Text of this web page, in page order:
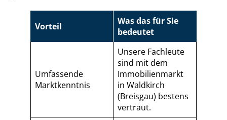
Vorteil
Was das für Sie
bedeutet
Umfassende
Marktkenntnis
Unsere Fachleute
sind mit dem
Immobilienmarkt
in Waldkirch
(Breisgau) bestens
vertraut.